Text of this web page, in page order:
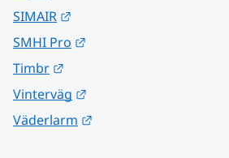
SIMAIR
SMHI Pro
Timbr
Vinterväg
Väderlarm